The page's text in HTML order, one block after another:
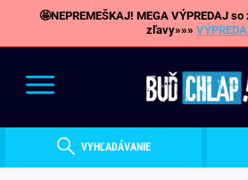
🤩NEPREMEŠKAJ! MEGA VÝPREDAJ
zľavy»»»
VYHĽADÁVANIE